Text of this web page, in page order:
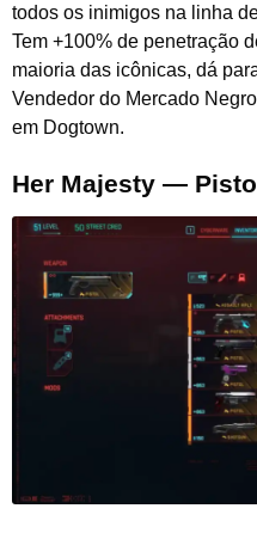
todos os inimigos na linha
Tem +100% de penetração
maioria das icônicas, dá
Vendedor do Mercado
em Dogtown.
Her Majesty —